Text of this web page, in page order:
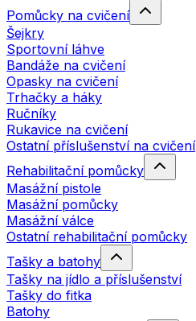
Pomůcky na cvičení
Šejkry
Sportovní láhve
Bandáže na cvičení
Opasky na cvičení
Trhačky a háky
Ručníky
Rukavice na cvičení
Ostatní příslušenství na cvičení
Rehabilitační pomůcky
Masážní pistole
Masážní pomůcky
Masážní válce
Ostatní rehabilitační pomůcky
Tašky a batohy
Tašky na jídlo a příslušenství
Tašky do fitka
Batohy